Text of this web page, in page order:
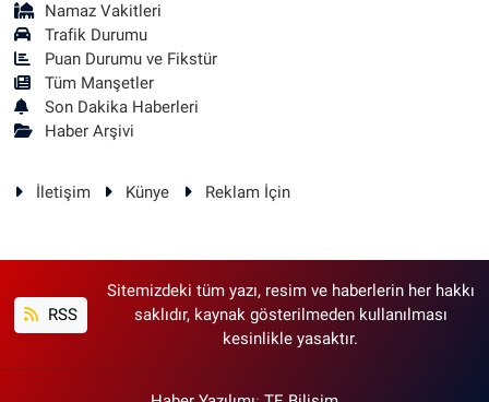
Namaz Vakitleri
Trafik Durumu
Puan Durumu ve Fikstür
Tüm Manşetler
Son Dakika Haberleri
Haber Arşivi
İletişim Künye Reklam İçin
RSS
Sitemizdeki tüm yazı, resim ve haberlerin her hakkı
saklıdır, kaynak gösterilmeden kullanılması
kesinlikle yasaktır.